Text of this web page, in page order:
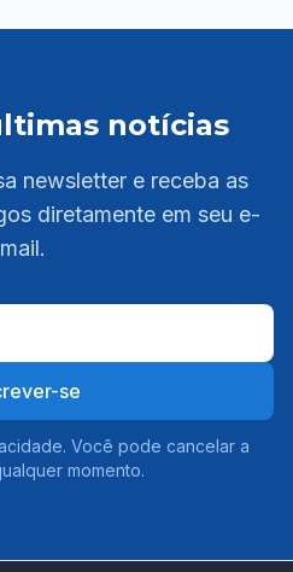
notícias
newsletter e receba as
diretamente em seu e-
mail.
se
Você pode cancelar a
momento.